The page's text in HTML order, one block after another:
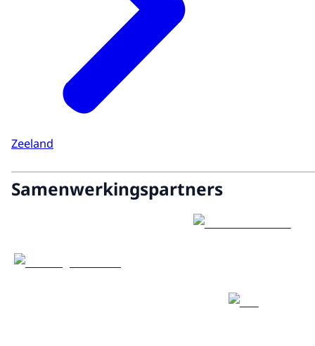
Zeeland
Samenwerkingspartners